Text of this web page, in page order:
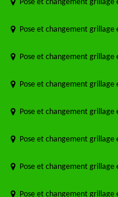
Pose et changement grillage
Pose et changement grillage
Pose et changement grillage
Pose et changement grillage
Pose et changement grillage
Pose et changement grillage
Pose et changement
Pose et changement grillage